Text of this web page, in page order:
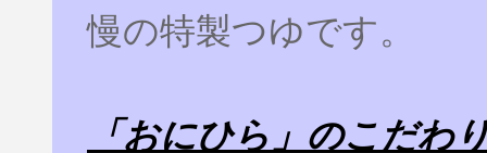
慢の特製つゆです。
「おにひら」のこだわ